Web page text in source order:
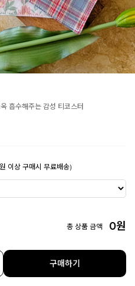
흡수해주는 감성 티코스터
이상 구매시 무료배송)
총 상품 금액 0원
구매하기